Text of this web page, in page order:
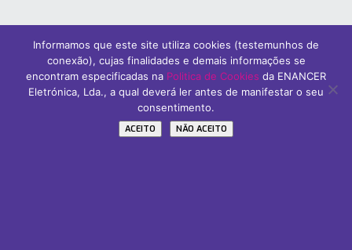
Subscreva A Nossa Newsletter
Name / Nome
Informamos que este site utiliza cookies (testemunhos de
conexão), cujas finalidades e demais informações se
encontram especificadas na Politica de Cookies da ENANCER
Eletrónica, Lda., a qual deverá ler antes de manifestar o seu
consentimento.
ACEITO NÃO ACEITO